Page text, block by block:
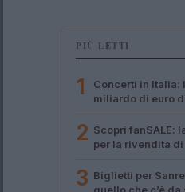
PIÙ LETTI
1
Concerti in
miliardo di euro
2 Scopri fanSALE:
per la rivendita
3 Biglietti per